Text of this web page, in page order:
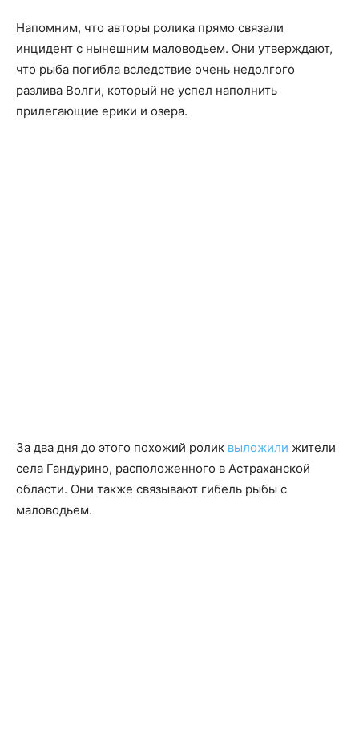
Напомним, что авторы ролика прямо связали
инцидент с нынешним маловодьем. Они утверждают,
что рыба погибла вследствие очень недолгого
разлива Волги, который не успел наполнить
прилегающие ерики и озера.
За два дня до этого похожий ролик выложили жители
села Гандурино, расположенного в Астраханской
области. Они также связывают гибель рыбы с
маловодьем.